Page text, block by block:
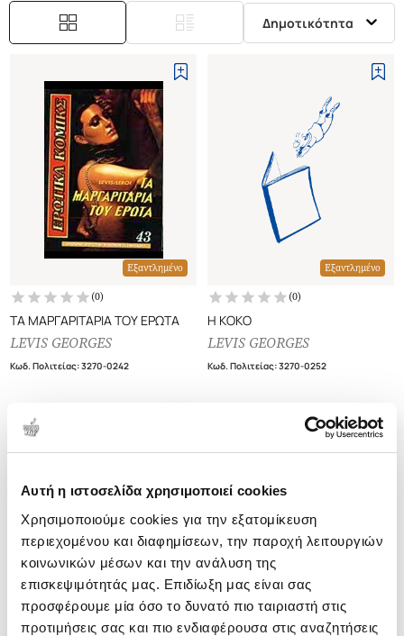
Αυτή η ιστοσελίδα χρησιμοποιεί cookies
Χρησιμοποιούμε cookies για την εξατομίκευση
περιεχομένου και διαφημίσεων, την παροχή λειτουργιών
κοινωνικών μέσων και την ανάλυση της
επισκεψιμότητάς μας. Επιδίωξη μας είναι σας
προσφέρουμε μία όσο το δυνατό πιο ταιριαστή στις
προτιμήσεις σας και πιο ενδιαφέρουσα στις αναζητήσεις
Δημοτικότητα
Εξαντλημένο
(0)
ΤΑ ΜΑΡΓΑΡΙΤΑΡΙΑ ΤΟΥ ΕΡΩΤΑ
LEVIS GEORGES
Κωδ. Πολιτείας:3270-0242
Εξαντλημένο
(0)
Η ΚΟΚΟ
LEVIS GEORGES
Κωδ. Πολιτείας:3270-0252